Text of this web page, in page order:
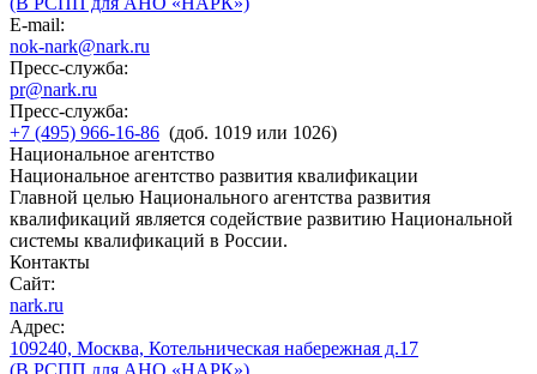
E-mail:
nok-nark@nark.ru
Пресс-служба:
pr@nark.ru
Пресс-служба:
+7 (495) 966-16-86 (доб. 1019 или 1026)
Национальное агентство
Национальное агентство развития квалификации
Главной целью Национального агентства развития
квалификаций является содействие развитию Национальной
системы квалификаций в России.
Контакты
Сайт:
nark.ru
Адрес:
109240, Москва, Котельническая набережная д.17
(В РСПП для АНО «НАРК»)